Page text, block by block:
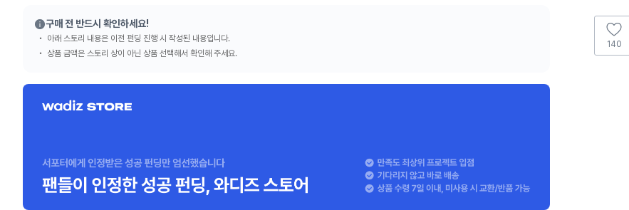
구매 전 반드시 확인하세요!
아래 스토리 내용은 이전 펀딩 진행 시 작성된 내용입니다.
상품 금액은 스토리 상이 아닌 상품 선택해서 확인해 주세요.
140